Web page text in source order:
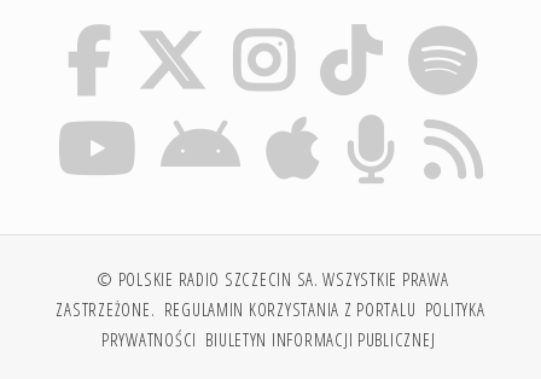
© POLSKIE RADIO SZCZECIN SA. WSZYSTKIE PRAWA
ZASTRZEŻONE. REGULAMIN KORZYSTANIA Z PORTALU POLITYKA
PRYWATNOŚCI BIULETYN INFORMACJI PUBLICZNEJ